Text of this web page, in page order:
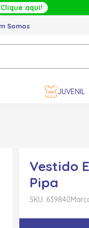
Clique aqui!
Somos
JUVENIL
Vestido
Pipa
SKU: 639840